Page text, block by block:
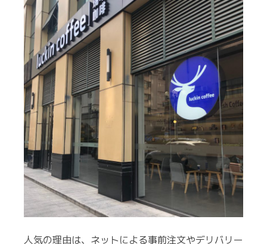
人気の理由は、ネットによる事前注文やデリバリー